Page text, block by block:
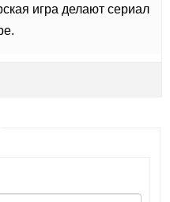
игра делают сериал